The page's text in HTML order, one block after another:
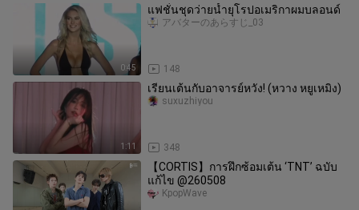
0:45
แฟชั่นชุดว่ายน้ำยุโรปอเมริกาผมบลอนด์
148
アバターのあらすじ_03
1:11
เรียนเต้นกับอาจารย์หวัง! (หวาง หยูเหมิง)
348
suxuzhiyou
【CORTIS】การฝึกซ้อมเต้น ‘TNT’ ฉบับ
แก้ไข @260508
KpopWave